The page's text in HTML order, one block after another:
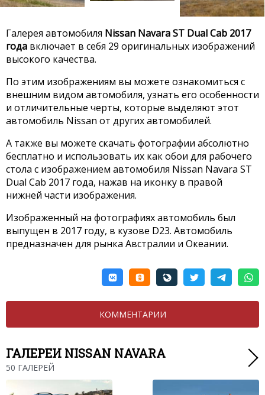
Галерея автомобиля Nissan Navara ST Dual Cab 2017
года включает в себя 29 оригинальных изображений
высокого качества.
По этим изображениям вы можете ознакомиться с
внешним видом автомобиля, узнать его особенности
и отличительные черты, которые выделяют этот
автомобиль Nissan от других автомобилей.
А также вы можете скачать фотографии абсолютно
бесплатно и использовать их как обои для рабочего
стола с изображением автомобиля Nissan Navara ST
Dual Cab 2017 года, нажав на иконку в правой
нижней части изображения.
Изображенный на фотографиях автомобиль был
выпущен в 2017 году, в кузове D23. Автомобиль
предназначен для рынка Австралии и Океании.
КОММЕНТАРИИ
ГАЛЕРЕИ NISSAN NAVARA
50 ГАЛЕРЕЙ